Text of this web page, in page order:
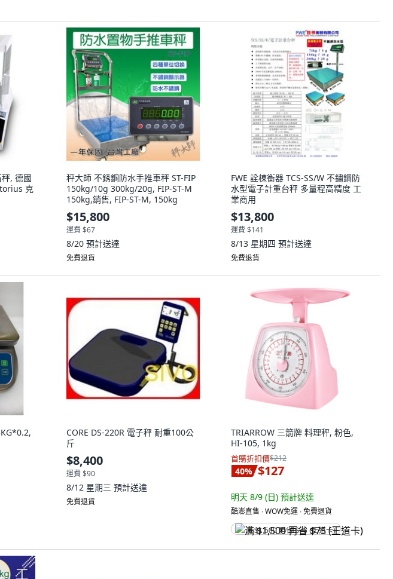
, 德國
克
秤大師 不銹鋼防水手推車秤 ST-FIP
150kg/10g 300kg/20g, FIP-ST-M
150kg,銷售, FIP-ST-M, 150kg
$15,800
運費 $67
8/20 預計送達
免費退貨
FWE 詮棟衡器 TCS-SS/W 不鏽鋼防
水型電子計重台秤 多量程高精度 工
業商用
$13,800
運費 $141
8/13 星期四 預計送達
免費退貨
CORE DS-220R 電子秤 耐重100公
斤
$8,400
運費 $90
8/12 星期三 預計送達
免費退貨
TRIARROW 三箭牌 料理秤, 粉色,
HI-105, 1kg
首購折扣價$212
40% $127
明天 8/9 (日) 預計送達
酷澎直售 ∙ WOW免運 ∙ 免費退貨
满 $1,500 再省 $75 (王道卡)